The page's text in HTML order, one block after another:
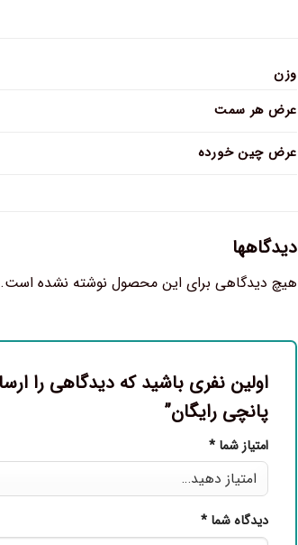
وزن
عرض هر سمت
عرض چین خورده
دیدگاهها
هیچ دیدگاهی برای این محصول نوشته نشده است.
پانچی رایگان”
امتیاز شما *
دیدگاه شما *